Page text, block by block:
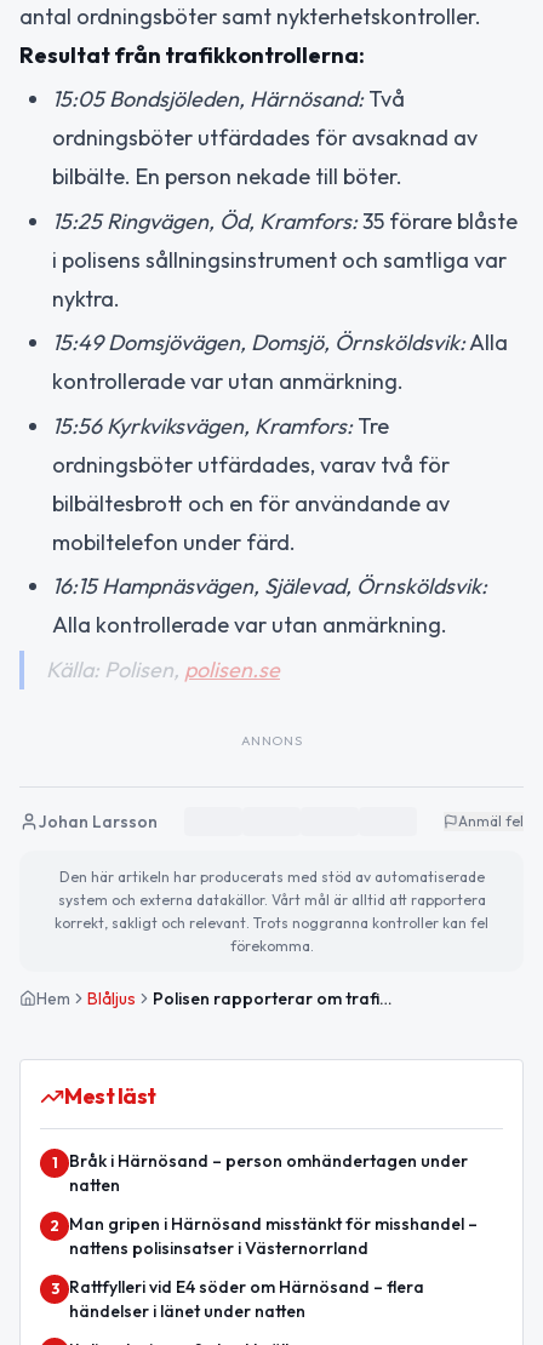
antal ordningsböter samt nykterhetskontroller.
Resultat från trafikkontrollerna:
15:05 Bondsjöleden, Härnösand:Två
ordningsböter utfärdades för avsaknad av
bilbälte. En person nekade till böter.
15:25 Ringvägen, Öd, Kramfors:35 förare blåste
i polisens sållningsinstrument och samtliga var
nyktra.
15:49 Domsjövägen, Domsjö, Örnsköldsvik:Alla
kontrollerade var utan anmärkning.
15:56 Kyrkviksvägen, Kramfors:Tre
ordningsböter utfärdades, varav två för
bilbältesbrott och en för användande av
mobiltelefon under färd.
16:15 Hampnäsvägen, Själevad, Örnsköldsvik:
Alla kontrollerade var utan anmärkning.
Källa: Polisen, polisen.se
ANNONS
Johan Larsson Anmäl fel
Den här artikeln har producerats med stöd av automatiserade
system och externa datakällor. Vårt mål är alltid att rapportera
korrekt, sakligt och relevant. Trots noggranna kontroller kan fel
förekomma.
Hem Blåljus Polisen rapporterar om trafikkontroller i Västernorrlands län
Mest läst
1
Bråk i Härnösand – person omhändertagen under
natten
2
Man gripen i Härnösand misstänkt för misshandel –
nattens polisinsatser i Västernorrland
3
Rattfylleri vid E4 söder om Härnösand – flera
händelser i länet under natten